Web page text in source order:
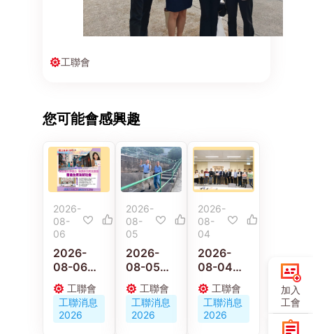
工聯會
您可能會感興趣
2026-
08-
06
2026-
08-06
【施政報
告重點建
議】陳穎
欣：倡政
工聯會
工聯消息
2026
2026-
08-
05
2026-
08-05
林偉江關
注掃墓市
民出行 實
地視察柴
工聯會
工聯消息
2026
2026-
08-
04
2026-
08-04
工聯會新
界東服務
團隊約見
港鐵公司
工聯會
工聯消息
2026
加入
工會